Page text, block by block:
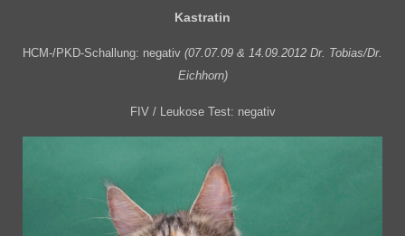
Kastratin
HCM-/PKD-Schallung: negativ (07.07.09 & 14.09.2012 Dr. Tobias/Dr.
Eichhorn)
FIV / Leukose Test: negativ